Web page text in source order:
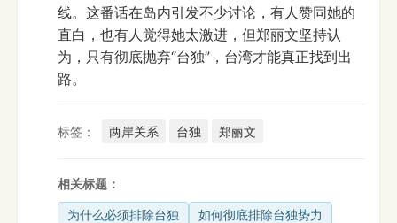
线。这番话在岛内引发不少讨论，有人赞同她的
直白，也有人觉得她太激进，但郑丽文坚持认
为，只有彻底抛弃“台独”，台湾才能真正找到出
路。
标签： 两岸关系 台独 郑丽文
相关标题：
为什么必须排除台独
如何彻底排除台独势力